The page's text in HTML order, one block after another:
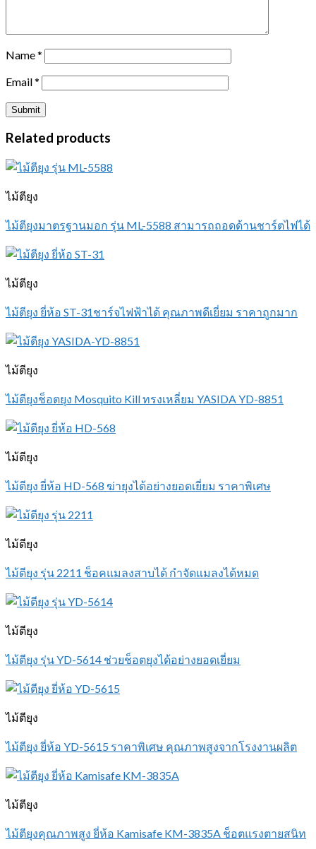
Name*
Email*
Related products
ไม้ตียุง
ไม้ตียุงมาตรฐานมอก รุ่น ML-5588 สามารถถอดด้านชาร์ตไฟได้
ไม้ตียุง
ไม้ตียุง ยี่ห้อ ST-31ชาร์จไฟฟ้าได้ คุณภาพดีเยี่ยม ราคาถูกมาก
ไม้ตียุง
ไม้ตียุงช็อตยุง Mosquito Kill ทรงเหลี่ยม YASIDA YD-8851
ไม้ตียุง
ไม้ตียุง ยี่ห้อ HD-568 ฆ่ายุงได้อย่างยอดเยี่ยม ราคาพิเศษ
ไม้ตียุง
ไม้ตียุง รุ่น 2211 ช็อคแมลงสาบได้ กำจัดแมลงได้หมด
ไม้ตียุง
ไม้ตียุง รุ่น YD-5614 ช่วยช็อตยุงได้อย่างยอดเยี่ยม
ไม้ตียุง
ไม้ตียุง ยี่ห้อ YD-5615 ราคาพิเศษ คุณภาพสูงจากโรงงานผลิต
ไม้ตียุง
ไม้ตียุงคุณภาพสูง ยี่ห้อ Kamisafe KM-3835A ช็อตแรงตายสนิท